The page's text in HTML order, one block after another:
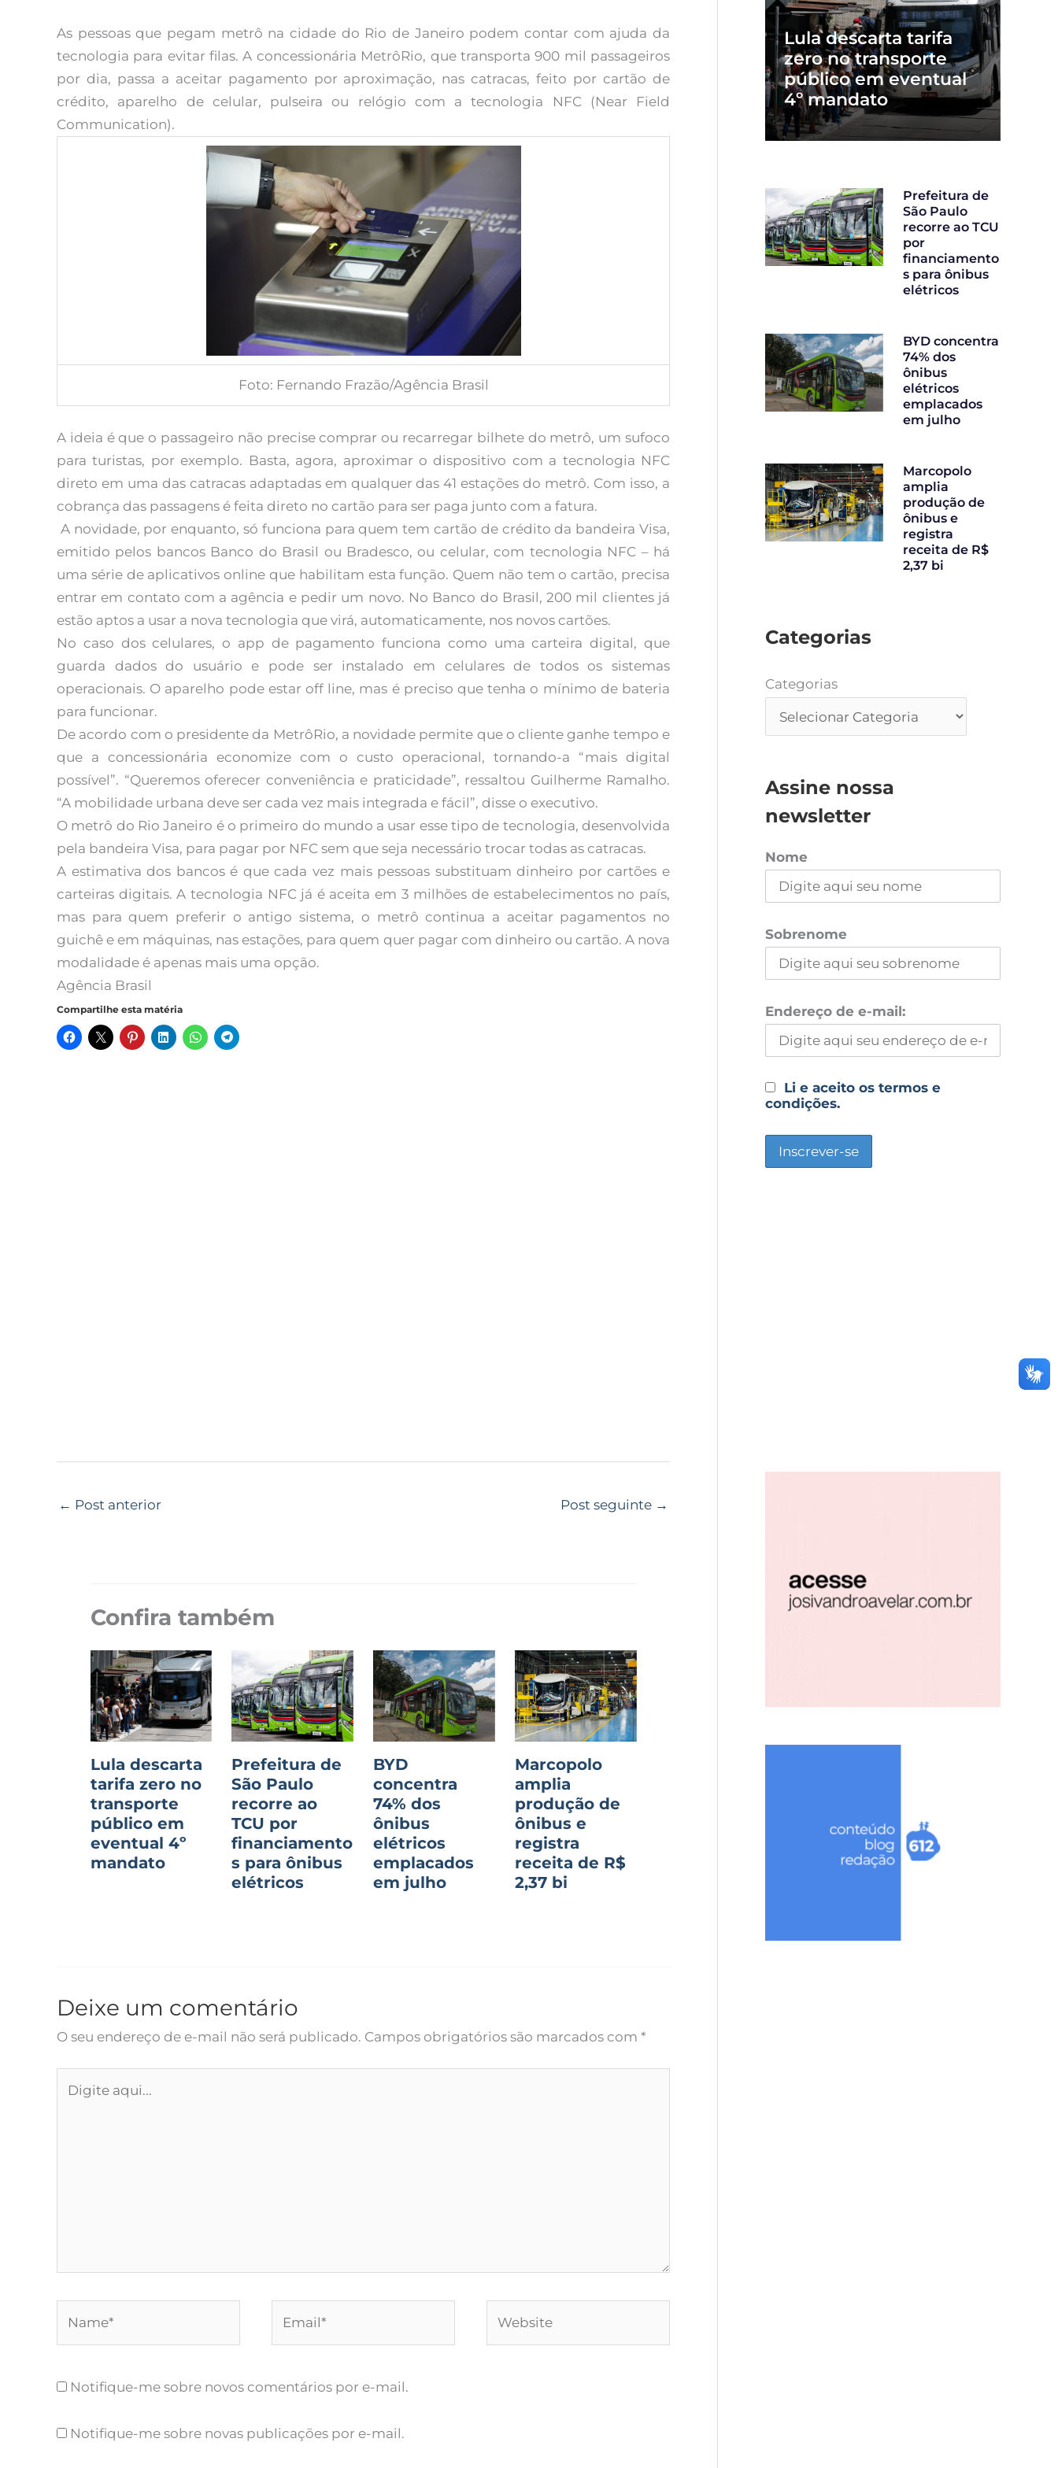
As pessoas que pegam metrô na cidade do Rio de Janeiro podem contar com ajuda da
tecnologia para evitar filas. A concessionária MetrôRio, que transporta 900 mil passageiros
por dia, passa a aceitar pagamento por aproximação, nas catracas, feito por cartão de
crédito, aparelho de celular, pulseira ou relógio com a tecnologia NFC (Near Field
Communication).
Foto: Fernando Frazão/Agência Brasil
A ideia é que o passageiro não precise comprar ou recarregar bilhete do metrô, um sufoco
para turistas, por exemplo. Basta, agora, aproximar o dispositivo com a tecnologia NFC
direto em uma das catracas adaptadas em qualquer das 41 estações do metrô. Com isso, a
cobrança das passagens é feita direto no cartão para ser paga junto com a fatura.
A novidade, por enquanto, só funciona para quem tem cartão de crédito da bandeira Visa,
emitido pelos bancos Banco do Brasil ou Bradesco, ou celular, com tecnologia NFC – há
uma série de aplicativos online que habilitam esta função. Quem não tem o cartão, precisa
entrar em contato com a agência e pedir um novo. No Banco do Brasil, 200 mil clientes já
estão aptos a usar a nova tecnologia que virá, automaticamente, nos novos cartões.
No caso dos celulares, o app de pagamento funciona como uma carteira digital, que
guarda dados do usuário e pode ser instalado em celulares de todos os sistemas
operacionais. O aparelho pode estar off line, mas é preciso que tenha o mínimo de bateria
para funcionar.
De acordo com o presidente da MetrôRio, a novidade permite que o cliente ganhe tempo e
que a concessionária economize com o custo operacional, tornando-a “mais digital
possível”. “Queremos oferecer conveniência e praticidade”, ressaltou Guilherme Ramalho.
“A mobilidade urbana deve ser cada vez mais integrada e fácil”, disse o executivo.
O metrô do Rio Janeiro é o primeiro do mundo a usar esse tipo de tecnologia, desenvolvida
pela bandeira Visa, para pagar por NFC sem que seja necessário trocar todas as catracas.
A estimativa dos bancos é que cada vez mais pessoas substituam dinheiro por cartões e
carteiras digitais. A tecnologia NFC já é aceita em 3 milhões de estabelecimentos no país,
mas para quem preferir o antigo sistema, o metrô continua a aceitar pagamentos no
guichê e em máquinas, nas estações, para quem quer pagar com dinheiro ou cartão. A nova
modalidade é apenas mais uma opção.
Agência Brasil
Compartilhe esta matéria
← Post anterior Post seguinte →
Confira também
Lula descarta
tarifa zero no
transporte
público em
eventual 4º
mandato
Prefeitura de
São Paulo
recorre ao
TCU por
financiamento
s para ônibus
elétricos
BYD
concentra
74% dos
ônibus
elétricos
emplacados
em julho
Marcopolo
amplia
produção de
ônibus e
registra
receita de R$
2,37 bi
Deixe um comentário
O seu endereço de e-mail não será publicado. Campos obrigatórios são marcados com *
aqui...
Notifique-me sobre novos comentários por e-mail.
Notifique-me sobre novas publicações por e-mail.
Lula descarta tarifa
zero no transporte
público em eventual
4º mandato
Prefeitura de
São Paulo
recorre ao TCU
por
financiamento
s para ônibus
elétricos
BYD concentra
74% dos
ônibus
elétricos
emplacados
em julho
Marcopolo
amplia
produção de
ônibus e
registra
receita de R$
2,37 bi
Categorias
Categorias
Assine nossa
newsletter
Nome
Sobrenome
Endereço de e-mail:
Li e aceito os termos e
condições.